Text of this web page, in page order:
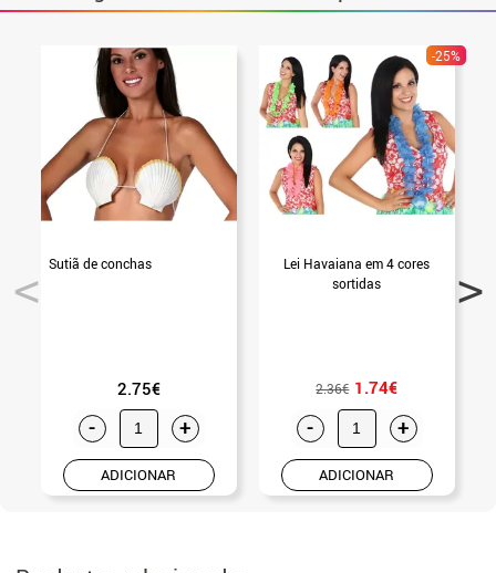
Sutiã de conchas
2.75€
- +
ADICIONAR
-25%
Lei Havaiana em 4 cores
sortidas
2.36€ 1.74€
- +
ADICIONAR